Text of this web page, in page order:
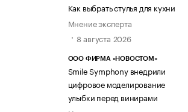
Как выбрать стулья для кухни
Мнение эксперта
8 августа 2026
ООО ФИРМА «НОВОСТОМ»
Smile Symphony внедрили
цифровое моделирование
улыбки перед винирами